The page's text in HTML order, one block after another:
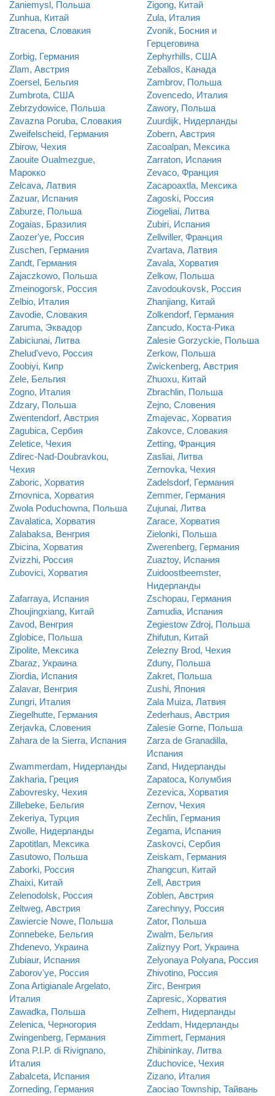
Zaniemysl, Польша
Zigong, Китай
Zunhua, Китай
Zula, Италия
Ztracena, Словакия
Zvonik, Босния и
Герцеговина
Zorbig, Германия
Zephyrhills, США
Zlam, Австрия
Zeballos, Канада
Zoersel, Бельгия
Zambrov, Польша
Zumbrota, США
Zovencedo, Италия
Zebrzydowice, Польша
Zawory, Польша
Zavazna Poruba, Словакия
Zuurdijk, Нидерланды
Zweifelscheid, Германия
Zobern, Австрия
Zbirow, Чехия
Zacoalpan, Мексика
Zaouite Oualmezgue,
Марокко
Zarraton, Испания
Zevaco, Франция
Zelcava, Латвия
Zacapoaxtla, Мексика
Zazuar, Испания
Zagoski, Россия
Zaburze, Польша
Ziogeliai, Литва
Zogaias, Бразилия
Zubiri, Испания
Zaozer'ye, Россия
Zellwiller, Франция
Zuschen, Германия
Zvartava, Латвия
Zandt, Германия
Zavala, Хорватия
Zajaczkowo, Польша
Zelkow, Польша
Zmeinogorsk, Россия
Zavodoukovsk, Россия
Zelbio, Италия
Zhanjiang, Китай
Zavodie, Словакия
Zolkendorf, Германия
Zaruma, Эквадор
Zancudo, Коста-Рика
Zabiciunai, Литва
Zalesie Gorzyckie, Польша
Zhelud'vevo, Россия
Zerkow, Польша
Zoobiyi, Кипр
Zwickenberg, Австрия
Zele, Бельгия
Zhuoxu, Китай
Zogno, Италия
Zbrachlin, Польша
Zdzary, Польша
Zejno, Словения
Zwentendorf, Австрия
Zmajevac, Хорватия
Zagubica, Сербия
Zakovce, Словакия
Zeletice, Чехия
Zetting, Франция
Zdirec-Nad-Doubravkou,
Чехия
Zasliai, Литва
Zernovka, Чехия
Zaboric, Хорватия
Zadelsdorf, Германия
Zrnovnica, Хорватия
Zemmer, Германия
Zwola Poduchowna, Польша
Zujunai, Литва
Zavalatica, Хорватия
Zarace, Хорватия
Zalabaksa, Венгрия
Zielonki, Польша
Zbicina, Хорватия
Zwerenberg, Германия
Zvizzhi, Россия
Zuaztoy, Испания
Zubovici, Хорватия
Zuidoostbeemster,
Нидерланды
Zafarraya, Испания
Zschopau, Германия
Zhoujingxiang, Китай
Zamudia, Испания
Zavod, Венгрия
Zegiestow Zdroj, Польша
Zglobice, Польша
Zhifutun, Китай
Zipolite, Мексика
Zelezny Brod, Чехия
Zbaraz, Украина
Zduny, Польша
Ziordia, Испания
Zakret, Польша
Zalavar, Венгрия
Zushi, Япония
Zungri, Италия
Zala Muiza, Латвия
Ziegelhutte, Германия
Zederhaus, Австрия
Zerjavka, Словения
Zalesie Gorne, Польша
Zahara de la Sierra, Испания
Zarza de Granadilla,
Испания
Zwammerdam, Нидерланды
Zand, Нидерланды
Zakharia, Греция
Zapatoca, Колумбия
Zabovresky, Чехия
Zezevica, Хорватия
Zillebeke, Бельгия
Zernov, Чехия
Zekeriya, Турция
Zechlin, Германия
Zwolle, Нидерланды
Zegama, Испания
Zapotitlan, Мексика
Zaskovci, Сербия
Zasutowo, Польша
Zeiskam, Германия
Zaborki, Россия
Zhangcun, Китай
Zhaixi, Китай
Zell, Австрия
Zelenodolsk, Россия
Zoblen, Австрия
Zeltweg, Австрия
Zarechnyy, Россия
Zawiercie Nowe, Польша
Zator, Польша
Zonnebeke, Бельгия
Zwalm, Бельгия
Zhdenevo, Украина
Zaliznyy Port, Украина
Zubiaur, Испания
Zelyonaya Polyana, Россия
Zaborov'ye, Россия
Zhivotino, Россия
Zona Artigianale Argelato,
Италия
Zirc, Венгрия
Zapresic, Хорватия
Zawadka, Польша
Zelhem, Нидерланды
Zelenica, Черногория
Zeddam, Нидерланды
Zwingenberg, Германия
Zimmert, Германия
Zona P.I.P. di Rivignano,
Италия
Zhibininkay, Литва
Zduchovice, Чехия
Zabalceta, Испания
Zizano, Италия
Zorneding, Германия
Zaociao Township, Тайвань